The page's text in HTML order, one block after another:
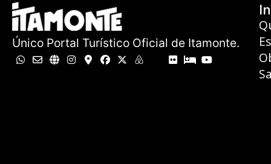
Único Portal Turístico Oficial de Itamonte.